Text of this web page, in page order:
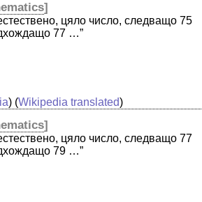
]
цяло число, следващо 75
77 …”
) (Wikipedia translated)
]
цяло число, следващо 77
79 …”